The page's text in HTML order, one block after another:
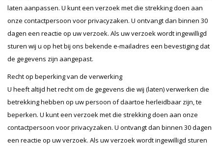
laten aanpassen. U kunt een verzoek met die strekking doen aan
onze contactpersoon voor privacyzaken. U ontvangt dan binnen 30
dagen een reactie op uw verzoek. Als uw verzoek wordt ingewilligd
sturen wij u op het bij ons bekende e-mailadres een bevestiging dat
de gegevens zijn aangepast.
Recht op beperking van de verwerking
U heeft altijd het recht om de gegevens die wij (laten) verwerken die
betrekking hebben op uw persoon of daartoe herleidbaar zijn, te
beperken. U kunt een verzoek met die strekking doen aan onze
contactpersoon voor privacyzaken. U ontvangt dan binnen 30 dagen
een reactie op uw verzoek. Als uw verzoek wordt ingewilligd sturen